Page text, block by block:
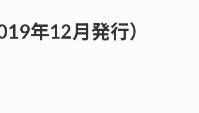
年12月発行）